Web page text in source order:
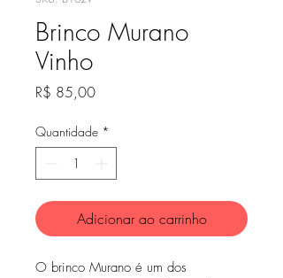
Brinco Murano
Vinho
R$ 85,00Preço
Quantidade *
Adicionar ao carrinho
O brinco Murano é um dos